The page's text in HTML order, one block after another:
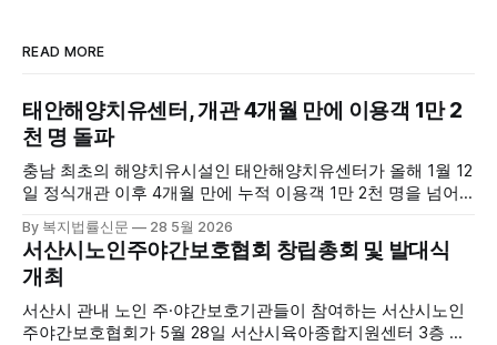
READ MORE
태안해양치유센터, 개관 4개월 만에 이용객 1만 2
천 명 돌파
충남 최초의 해양치유시설인 태안해양치유센터가 올해 1월 12
일 정식개관 이후 4개월 만에 누적 이용객 1만 2천 명을 넘어
양자원을 활용한 맞춤형 프로그램과 차별화된 웰니스 콘텐츠
를 선보이며 관광객과 군민의 발길을 끌고 있다. 센터는 염지
하수, 피트 등 태안의 청정 해양자원을 활용해 몸과 마음의 회
복을 돕는 다양한 프로그램을 운영하고
By 복지법률신문 28 5월 2026
서산시노인주야간보호협회 창립총회 및 발대식
개최
서산시 관내 노인 주·야간보호기관들이 참여하는 서산시노인
주야간보호협회가 5월 28일 서산시육아종합지원센터 3층 공